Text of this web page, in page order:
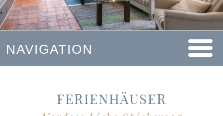
NAVIGATION
FERIENHÄUSER